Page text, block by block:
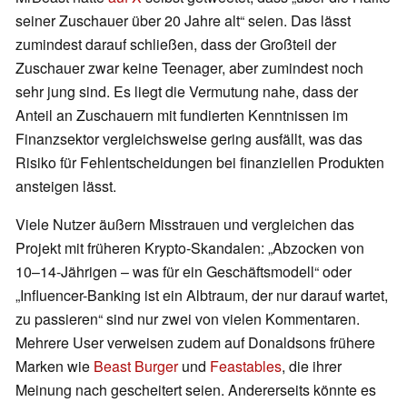
seiner Zuschauer über 20 Jahre alt“ seien. Das lässt
zumindest darauf schließen, dass der Großteil der
Zuschauer zwar keine Teenager, aber zumindest noch
sehr jung sind. Es liegt die Vermutung nahe, dass der
Anteil an Zuschauern mit fundierten Kenntnissen im
Finanzsektor vergleichsweise gering ausfällt, was das
Risiko für Fehlentscheidungen bei finanziellen Produkten
ansteigen lässt.
Viele Nutzer äußern Misstrauen und vergleichen das
Projekt mit früheren Krypto-Skandalen: „Abzocken von
10–14-Jährigen – was für ein Geschäftsmodell“ oder
„Influencer-Banking ist ein Albtraum, der nur darauf wartet,
zu passieren“ sind nur zwei von vielen Kommentaren.
Mehrere User verweisen zudem auf Donaldsons frühere
Marken wie Beast Burgerund Feastables, die ihrer
Meinung nach gescheitert seien. Andererseits könnte es